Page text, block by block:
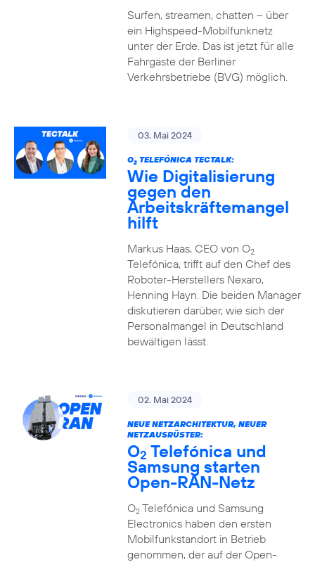
Surfen, streamen, chatten – über
ein Highspeed-Mobilfunknetz
unter der Erde. Das ist jetzt für alle
Fahrgäste der Berliner
Verkehrsbetriebe (BVG) möglich.
03. Mai 2024
O2TELEFÓNICA TECTALK:
Wie Digitalisierung
gegen den
Arbeitskräftemangel
hilft
Markus Haas, CEO von O2
Telefónica, trifft auf den Chef des
Roboter-Herstellers Nexaro,
Henning Hayn. Die beiden Manager
diskutieren darüber, wie sich der
Personalmangel in Deutschland
bewältigen lässt.
02. Mai 2024
NEUE NETZARCHITEKTUR, NEUER
NETZAUSRÜSTER:
O2 Telefónica und
Samsung starten
Open-RAN-Netz
O2Telefónica und Samsung
Electronics haben den ersten
Mobilfunkstandort in Betrieb
genommen, der auf der Open-